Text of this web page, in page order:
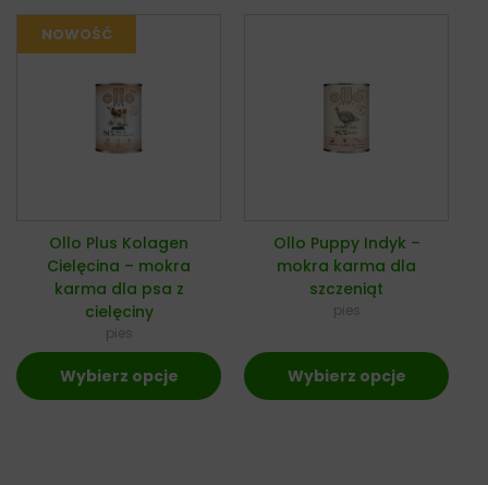
Ollo Plus Kolagen
Cielęcina – mokra
karma dla psa z
cielęciny
pies
Wybierz opcje
Ollo Puppy Indyk –
mokra karma dla
szczeniąt
pies
Wybierz opcje